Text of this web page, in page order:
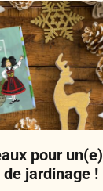
pour un(e)
jardinage !